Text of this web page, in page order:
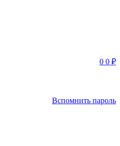
0 0 ₽
Вспомнить пароль